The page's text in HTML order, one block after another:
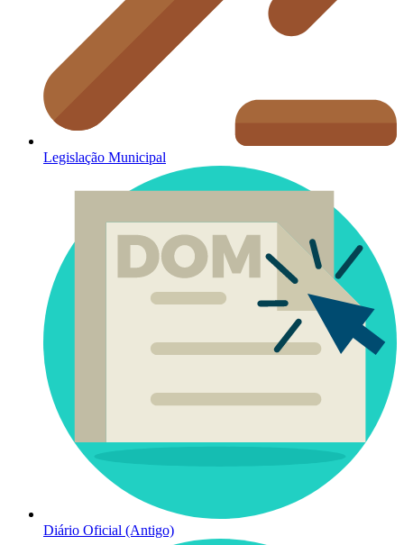
Legislação Municipal
Diário Oficial (Antigo)